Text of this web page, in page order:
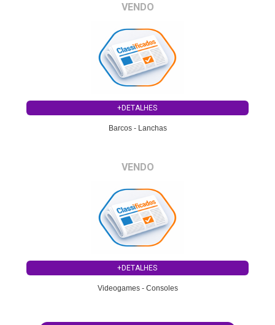
VENDO
+DETALHES
Barcos - Lanchas
VENDO
+DETALHES
Videogames - Consoles